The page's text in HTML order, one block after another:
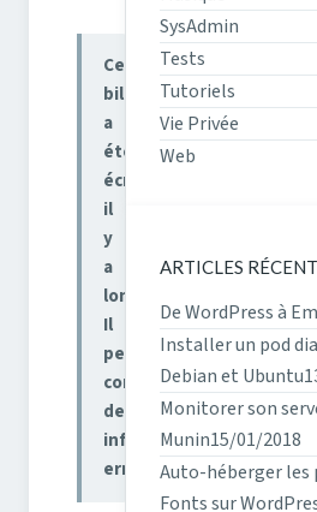
Ce
billet
a
été
écrit
il
y
a
longtemps.
Il
peut
contenir
des
informations
erronées.
SysAdmin
Tests
Tutoriels
Vie Privée
Web
ARTICLES
De WordPress à
Installer un pod
Debian et Ubuntu
Monitorer son
Munin15/01/2018
Auto-héberger les
Fonts sur